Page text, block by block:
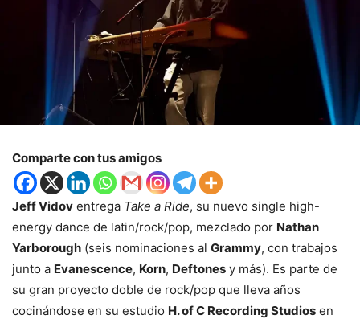
Comparte con tus amigos
Jeff Vidov entrega Take a Ride, su nuevo single high-
energy dance de latin/rock/pop, mezclado por Nathan
Yarborough (seis nominaciones al Grammy, con trabajos
junto a Evanescence, Korn, Deftones y más). Es parte de
su gran proyecto doble de rock/pop que lleva años
cocinándose en su estudio H. of C Recording Studios en